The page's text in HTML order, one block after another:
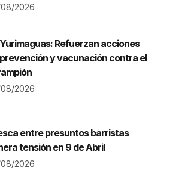
2026
Refuerzan acciones
y vacunación contra el
2026
entre presuntos barristas
tensión en 9 de Abril
2026